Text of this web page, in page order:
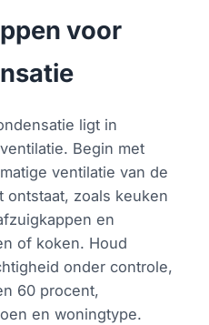
voor
ligt in
Begin met
ventilatie van de
ontstaat, zoals keuken
en
of koken. Houd
onder controle,
60 procent,
en woningtype.